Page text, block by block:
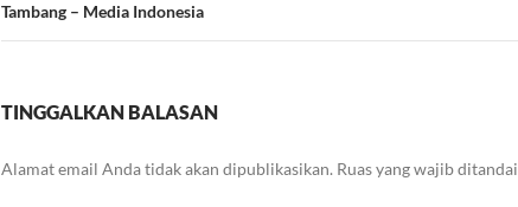
Tambang – Media Indonesia
TINGGALKAN BALASAN
Alamat email Anda tidak akan dipublikasikan. Ruas yang wajib ditandai